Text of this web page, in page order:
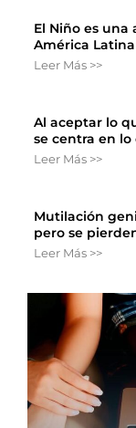
El Niño es una
América Latina
Leer Más >>
Al aceptar lo
se centra en
Leer Más >>
Mutilación
pero se
Leer Más >>